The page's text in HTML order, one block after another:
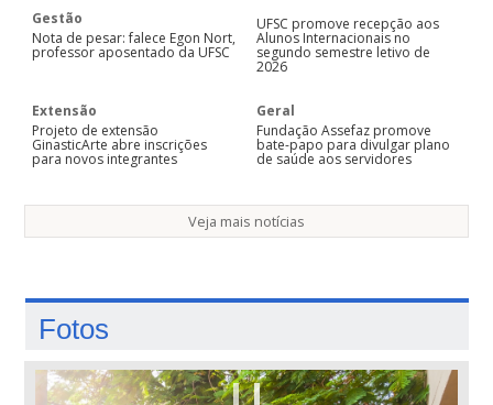
Gestão
Nota de pesar: falece Egon Nort,
professor aposentado da UFSC
Extensão
Projeto de extensão
GinasticArte abre inscrições
para novos integrantes
UFSC promove recepção aos
Alunos Internacionais no
segundo semestre letivo de
2026
Geral
Fundação Assefaz promove
bate-papo para divulgar plano
de saúde aos servidores
Veja mais notícias
Fotos